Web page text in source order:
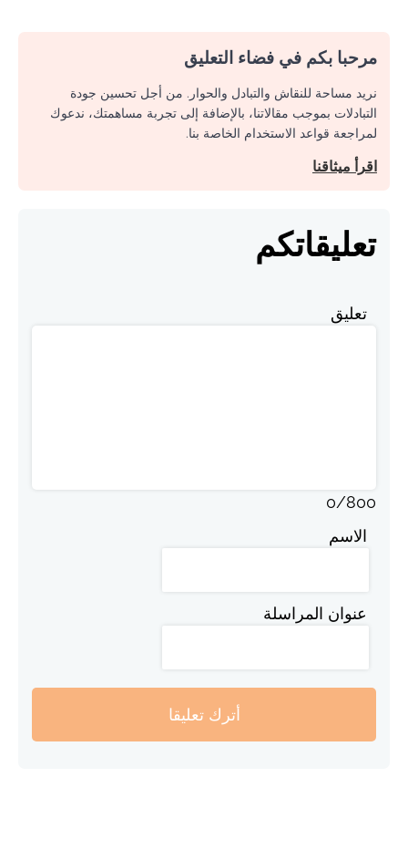
مرحبا بكم في فضاء التعليق
نريد مساحة للنقاش والتبادل والحوار. من أجل تحسين جودة
التبادلات بموجب مقالاتنا، بالإضافة إلى تجربة مساهمتك، ندعوك
لمراجعة قواعد الاستخدام الخاصة بنا.
اقرأ ميثاقنا
تعليقاتكم
تعليق
0/800
الاسم
عنوان المراسلة
أترك تعليقا